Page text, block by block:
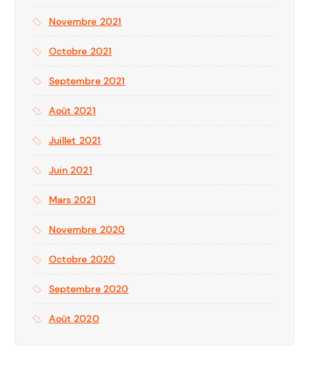
Novembre 2021
Octobre 2021
Septembre 2021
Août 2021
Juillet 2021
Juin 2021
Mars 2021
Novembre 2020
Octobre 2020
Septembre 2020
Août 2020